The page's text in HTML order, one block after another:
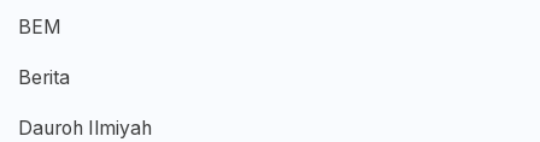
BEM
Berita
Dauroh Ilmiyah